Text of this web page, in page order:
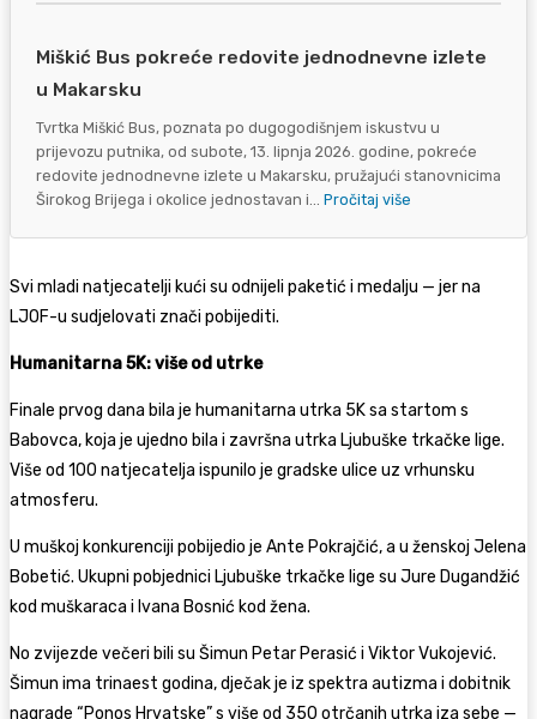
Miškić Bus pokreće redovite jednodnevne izlete
u Makarsku
Tvrtka Miškić Bus, poznata po dugogodišnjem iskustvu u
prijevozu putnika, od subote, 13. lipnja 2026. godine, pokreće
redovite jednodnevne izlete u Makarsku, pružajući stanovnicima
Širokog Brijega i okolice jednostavan i... Pročitaj više
Svi mladi natjecatelji kući su odnijeli paketić i medalju — jer na
LJOF-u sudjelovati znači pobijediti.
Humanitarna 5K: više od utrke
Finale prvog dana bila je humanitarna utrka 5K sa startom s
Babovca, koja je ujedno bila i završna utrka Ljubuške trkačke lige.
Više od 100 natjecatelja ispunilo je gradske ulice uz vrhunsku
atmosferu.
U muškoj konkurenciji pobijedio je Ante Pokrajčić, a u ženskoj Jelena
Bobetić. Ukupni pobjednici Ljubuške trkačke lige su Jure Dugandžić
kod muškaraca i Ivana Bosnić kod žena.
No zvijezde večeri bili su Šimun Petar Perasić i Viktor Vukojević.
Šimun ima trinaest godina, dječak je iz spektra autizma i dobitnik
nagrade “Ponos Hrvatske” s više od 350 otrčanih utrka iza sebe —